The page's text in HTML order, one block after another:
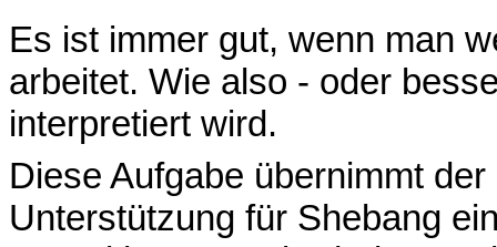
Es ist immer gut, wenn man
arbeitet. Wie also - oder
interpretiert wird.
Diese Aufgabe übernimmt
Unterstützung für Shebang